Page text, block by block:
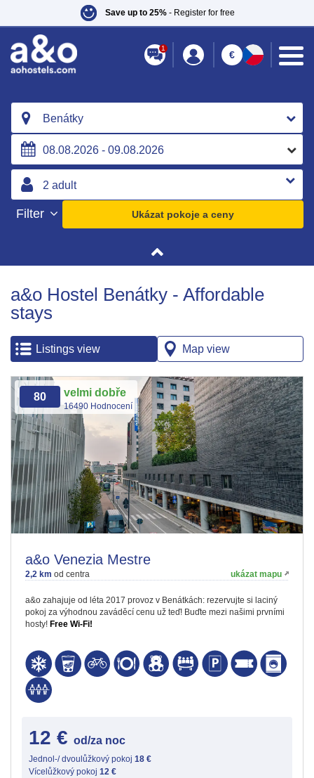
Save up to 25%- Register for free
1
€
Benátky
Filter Ukázat pokoje a ceny
a&o Hostel Benátky - Affordable
stays
Listings view Map view
80 velmi dobře
16490 Hodnocení
a&o Venezia Mestre
2,2 km od centra ukázat mapu
a&o zahajuje od léta 2017 provoz v Benátkách: rezervujte si laciný
pokoj za výhodnou zaváděcí cenu už teď! Buďte mezi našimi prvními
hosty! Free Wi-Fi!
12 € od/za noc
Jednol-/ dvoulůžkový pokoj 18 €
Vícelůžkový pokoj 12 €